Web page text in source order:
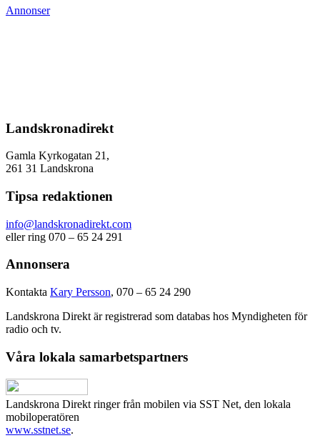
Annonser
Landskronadirekt
Gamla Kyrkogatan 21,
261 31 Landskrona
Tipsa redaktionen
info@landskronadirekt.com
eller ring 070 – 65 24 291
Annonsera
Kontakta Kary Persson, 070 – 65 24 290
Landskrona Direkt är registrerad som databas hos Myndigheten för
radio och tv.
Våra lokala samarbetspartners
Landskrona Direkt ringer från mobilen via SST Net, den lokala
mobiloperatören
www.sstnet.se.